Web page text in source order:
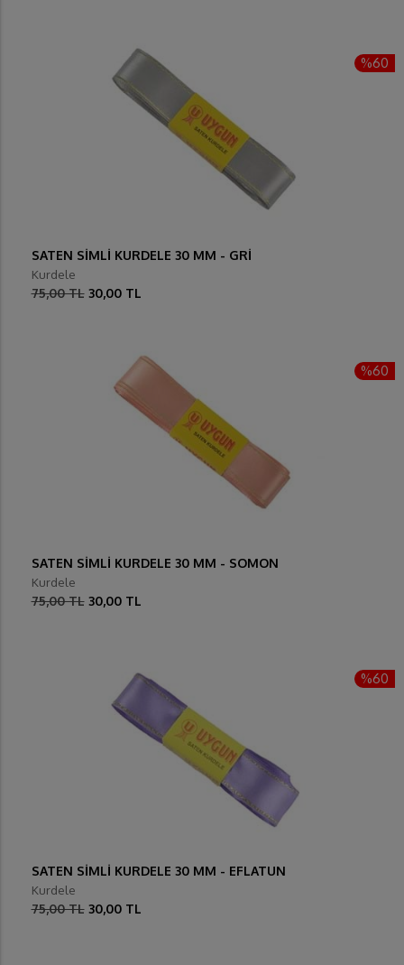
%60
SATEN SİMLİ KURDELE 30 MM - GRİ
Kurdele
75,00 TL 30,00 TL
%60
SATEN SİMLİ KURDELE 30 MM - SOMON
Kurdele
75,00 TL 30,00 TL
%60
SATEN SİMLİ KURDELE 30 MM - EFLATUN
Kurdele
75,00 TL 30,00 TL